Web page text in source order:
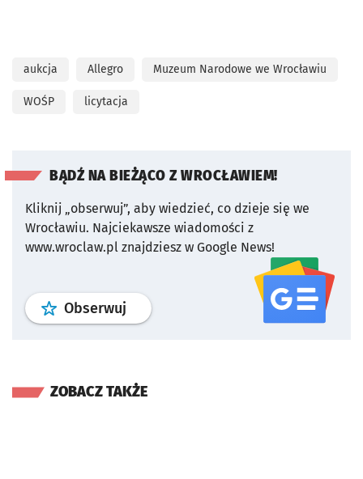
aukcja Allegro Muzeum Narodowe we Wrocławiu
WOŚP licytacja
BĄDŹ NA BIEŻĄCO Z WROCŁAWIEM!
Kliknij „obserwuj”, aby wiedzieć, co dzieje się we
Wrocławiu. Najciekawsze wiadomości z
www.wroclaw.pl znajdziesz w Google News!
Obserwuj profil serwisu
ZOBACZ TAKŻE